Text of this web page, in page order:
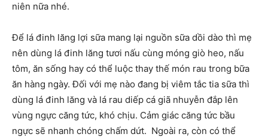
niên nữa nhé.
Để lá đinh lăng lợi sữa mang lại nguồn sữa dồi dào thì mẹ
nên dùng lá đinh lăng tươi nấu cùng móng giò heo, nấu
tôm, ăn sống hay có thể luộc thay thế món rau trong bữa
ăn hàng ngày. Đối với mẹ nào đang bị viêm tắc tia sữa thì
dùng lá đinh lăng và lá rau diếp cá giã nhuyễn đắp lên
vùng ngực căng tức, khó chịu. Cảm giác căng tức bầu
ngực sẽ nhanh chóng chấm dứt. Ngoài ra, còn có thể